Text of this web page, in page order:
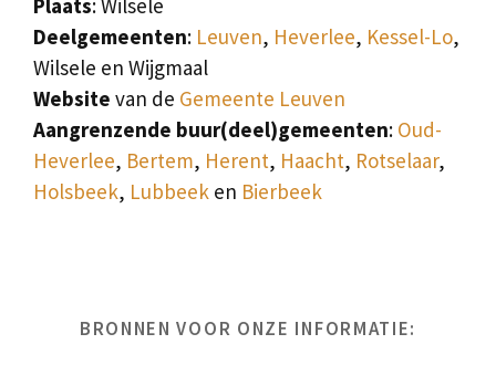
Deelgemeenten: Leuven, Heverlee, Kessel-Lo,
Wilsele en Wijgmaal
Website van de Gemeente Leuven
Aangrenzende buur(deel)gemeenten: Oud-
Heverlee, Bertem, Herent, Haacht, Rotselaar,
Holsbeek, Lubbeek en Bierbeek
BRONNEN VOOR ONZE INFORMATIE: